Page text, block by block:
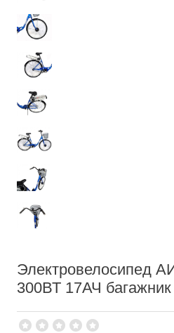
Электровелосипед
300ВТ 17АЧ багажник